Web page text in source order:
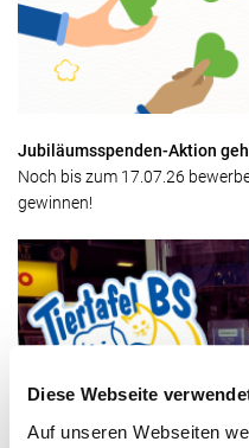
Diese Webseite
Auf unseren Webseiten
Jubiläumsspenden-Aktion
Noch bis zum 17.07.26
gewinnen!